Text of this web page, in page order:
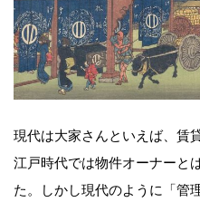
現代は大家さんといえば、賃
江戸時代では物件オーナーと
た。しかし現代のように「管